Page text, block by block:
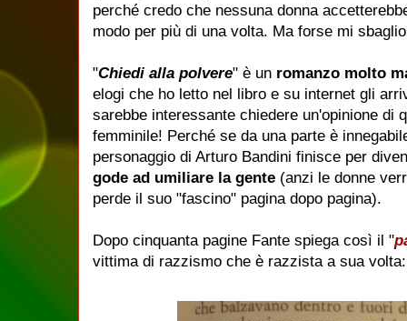
perché credo che nessuna donna
modo per più di una volta. Ma forse mi
"Chiedi alla polvere" è un romanzo molto
elogi che ho letto nel libro e su internet gli
sarebbe interessante chiedere un'opinione di
femminile! Perché se da una parte è
personaggio di Arturo Bandini finisce per
gode ad umiliare la gente (anzi le donne
perde il suo "fascino" pagina dopo pagina).
Dopo cinquanta pagine Fante spiega così il "
vittima di razzismo che è razzista a sua